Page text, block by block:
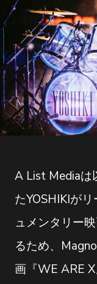
A List Mediaは
たYOSHIKIが
ュメンタリー
るため、
画『WE ARE